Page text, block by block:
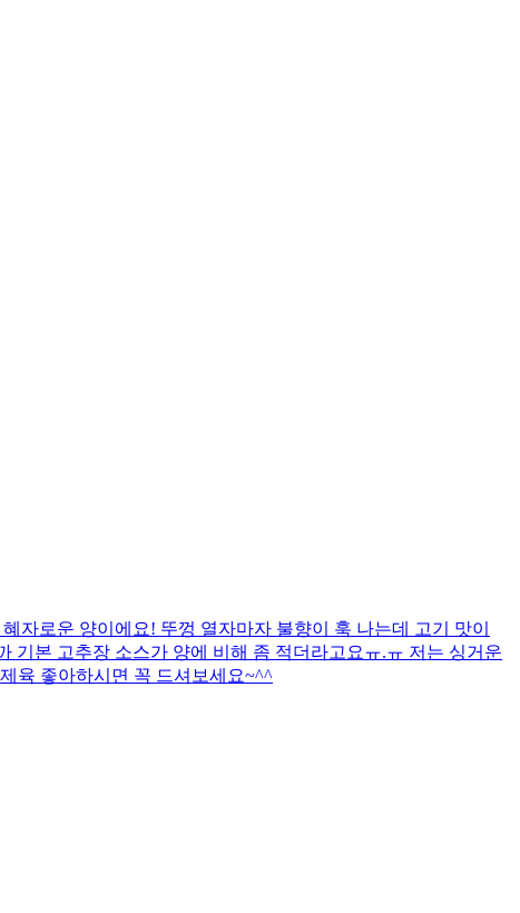
자로운 양이에요! 뚜껑 열자마자 불향이 훅 나는데 고기 맛이
기본 고추장 소스가 양에 비해 좀 적더라고요ㅠ.ㅠ 저는 싱거운
육 좋아하시면 꼭 드셔보세요~^^